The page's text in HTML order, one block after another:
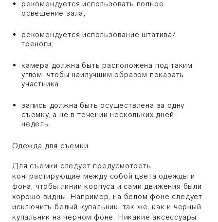
рекомендуется использовать полное
освещение зала;
рекомендуется использование штатива/
треноги;
камера должна быть расположена под таким
углом, чтобы наилучшим образом показать
участника;
запись должна быть осуществлена за одну
съемку, а не в течении нескольких дней-
недель.
Одежда для съемки
Для съемки следует предусмотреть
контрастирующие между собой цвета одежды и
фона, чтобы линии корпуса и сами движения были
хорошо видны. Например, на белом фоне следует
исключить белый купальник, так же, как и черный
купальник на черном фоне. Никакие аксессуары